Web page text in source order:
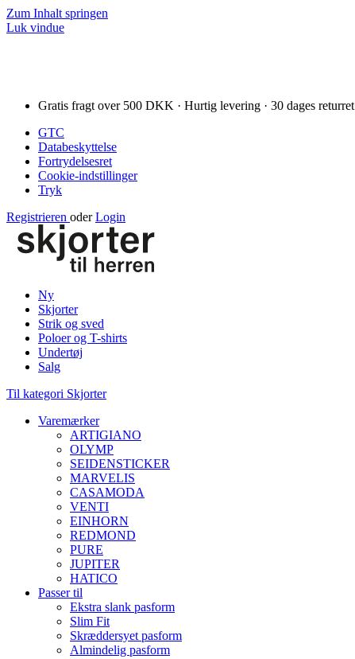
Zum Inhalt springen
Luk vindue
Gratis fragt over 500 DKK · Hurtig levering · 30 dages returret
GTC
Databeskyttelse
Fortrydelsesret
Cookie-indstillinger
Tryk
Registrieren oder Login
Ny
Skjorter
Strik og sved
Poloer og T-shirts
Undertøj
Salg
Til kategori Skjorter
Varemærker
ARTIGIANO
OLYMP
SEIDENSTICKER
MARVELIS
CASAMODA
VENTI
EINHORN
REDMOND
PURE
JUPITER
HATICO
Passer til
Ekstra slank pasform
Slim Fit
Skræddersyet pasform
Almindelig pasform